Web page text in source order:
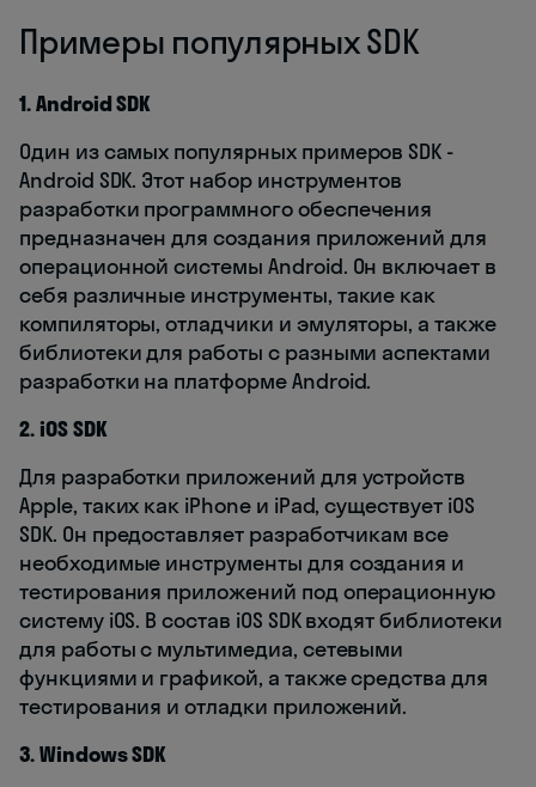
Примеры популярных SDK
1. Android SDK
Один из самых популярных примеров SDK -
Android SDK. Этот набор инструментов
разработки программного обеспечения
предназначен для создания приложений для
операционной системы Android. Он включает в
себя различные инструменты, такие как
компиляторы, отладчики и эмуляторы, а также
библиотеки для работы с разными аспектами
разработки на платформе Android.
2. iOS SDK
Для разработки приложений для устройств
Apple, таких как iPhone и iPad, существует iOS
SDK. Он предоставляет разработчикам все
необходимые инструменты для создания и
тестирования приложений под операционную
систему iOS. В состав iOS SDK входят библиотеки
для работы с мультимедиа, сетевыми
функциями и графикой, а также средства для
тестирования и отладки приложений.
3. Windows SDK